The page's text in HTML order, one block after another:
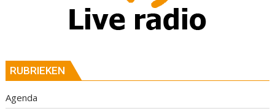
RUBRIEKEN
Agenda